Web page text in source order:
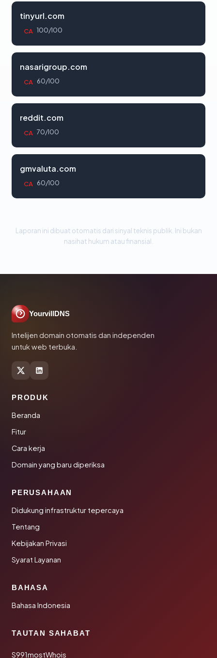
tinyurl.com
CA 100/100
nasarigroup.com
CA 60/100
reddit.com
CA 70/100
gmvaluta.com
CA 60/100
Laporan ini dibuat otomatis dari sinyal teknis publik. Ini bukan
nasihat hukum atau finansial.
YourvillDNS
Intelijen domain otomatis dan independen
untuk web terbuka.
PRODUK
Beranda
Fitur
Cara kerja
Domain yang baru diperiksa
PERUSAHAAN
Didukung infrastruktur tepercaya
Tentang
Kebijakan Privasi
Syarat Layanan
BAHASA
Bahasa Indonesia
TAUTAN SAHABAT
S991mostWhois